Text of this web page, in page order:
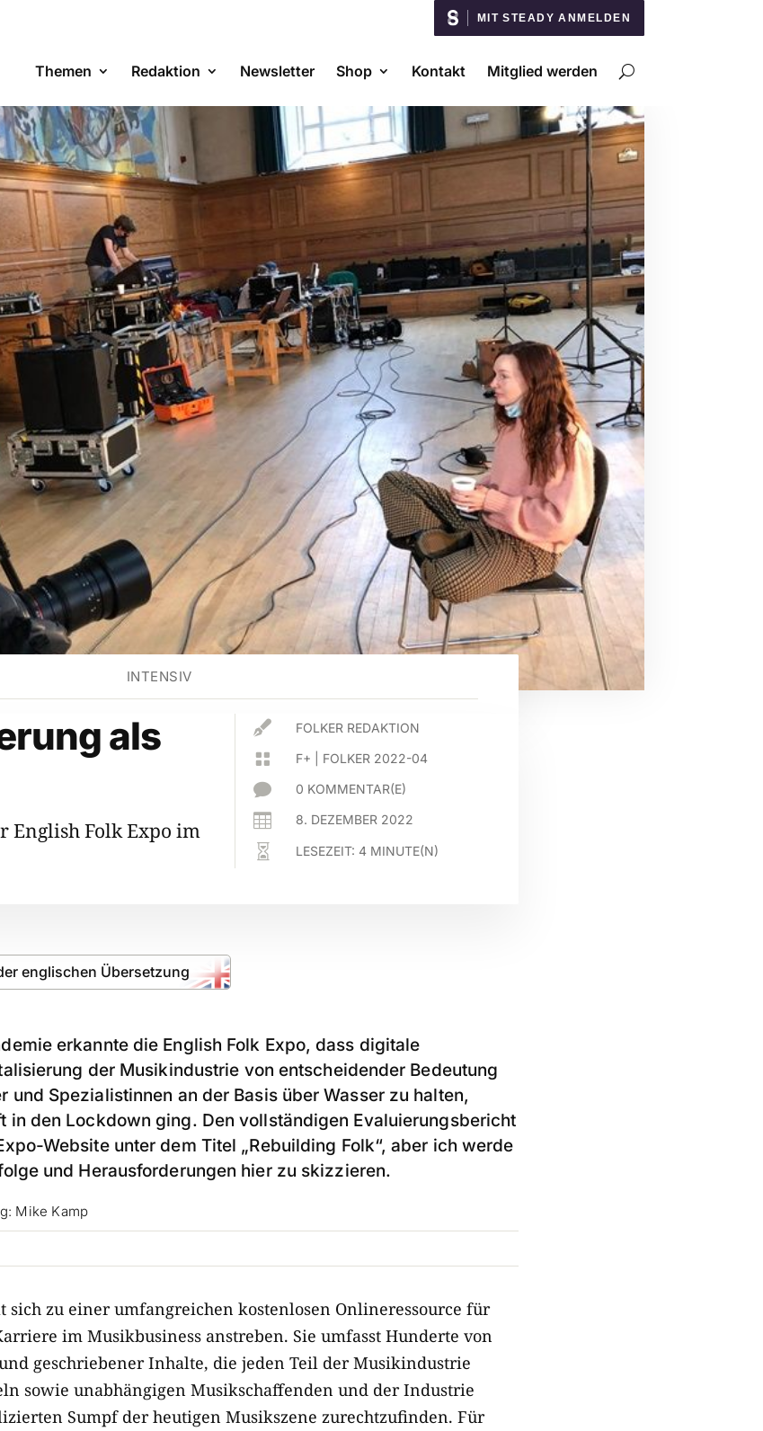
MIT STEADY ANMELDEN
Themen Redaktion Newsletter Shop Kontakt Mitglied werden
INTENSIV
als
English Folk Expo im
 FOLKER REDAKTION
 F+ FOLKER 2022-04
 0 KOMMENTAR(E)
 8. DEZEMBER 2022
 LESEZEIT: 4 MINUTE(N)
englischen Übersetzung
erkannte die English Folk Expo, dass digitale
der Musikindustrie von entscheidender Bedeutung
und Spezialistinnen an der Basis über Wasser zu halten,
in den Lockdown ging. Den vollständigen Evaluierungsbericht
Website unter dem Titel „Rebuilding Folk“, aber ich werde
und Herausforderungen hier zu skizzieren.
Mike Kamp
sich zu einer umfangreichen kostenlosen Onlineressource für
im Musikbusiness anstreben. Sie umfasst Hunderte von
geschriebener Inhalte, die jeden Teil der Musikindustrie
sowie unabhängigen Musikschaffenden und der Industrie
Sumpf der heutigen Musikszene zurechtzufinden. Für